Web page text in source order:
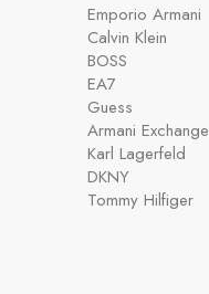
Emporio Armani
Calvin Klein
BOSS
EA7
Guess
Armani Exchange
Karl Lagerfeld
DKNY
Tommy Hilfiger